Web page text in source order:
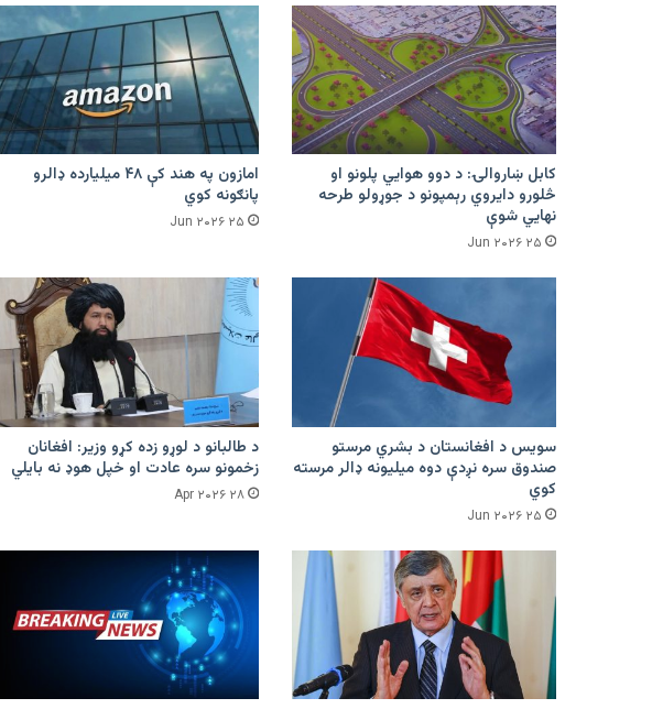
کابل ښاروالۍ: د دوو هوايي پلونو او
څلورو دایروي رېمپونو د جوړولو طرحه
نهایي شوې
۲۵ Jun ۲۰۲۶
امازون په هند کې ۴۸ میلیارده ډالرو
پانګونه کوي
۲۵ Jun ۲۰۲۶
سویس د افغانستان د بشري مرستو
صندوق سره نږدې دوه میلیونه ډالر مرسته
کوي
۲۵ Jun ۲۰۲۶
د طالبانو د لوړو زده کړو وزیر: افغانان
زخمونو سره عادت او خپل هوډ نه بایلي
۲۸ Apr ۲۰۲۶